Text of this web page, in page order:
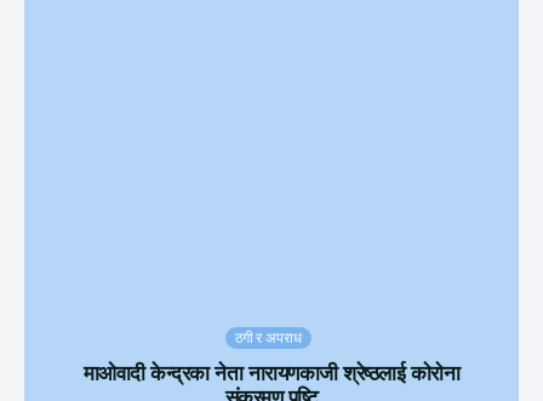
ठगी र अपराध
माओवादी केन्द्रका नेता नारायणकाजी श्रेष्ठलाई काेराेना